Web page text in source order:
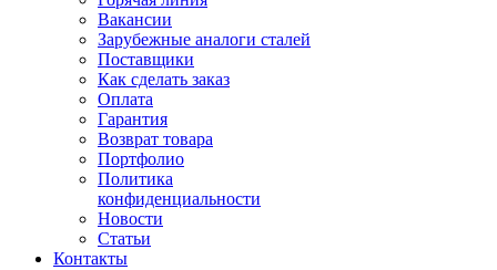
Вакансии
Зарубежные аналоги сталей
Поставщики
Как сделать заказ
Оплата
Гарантия
Возврат товара
Портфолио
Политика
конфиденциальности
Новости
Статьи
Контакты